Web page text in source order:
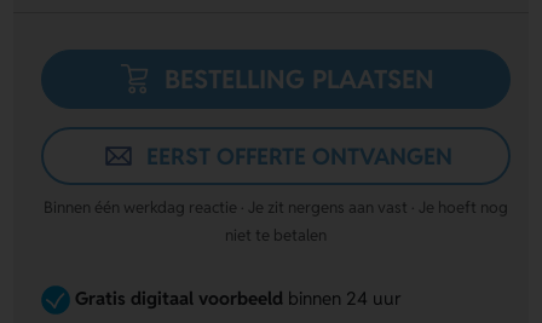
BESTELLING PLAATSEN
EERST OFFERTE ONTVANGEN
Binnen één werkdag reactie · Je zit nergens aan vast · Je hoeft nog
niet te betalen
Gratis digitaal voorbeeld binnen 24 uur